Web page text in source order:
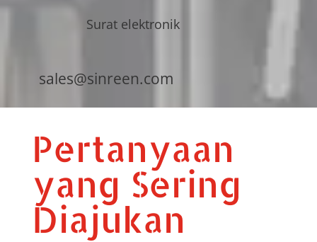
Surat elektronik
sales@sinreen.com
Pertanyaan
yang Sering
Diajukan